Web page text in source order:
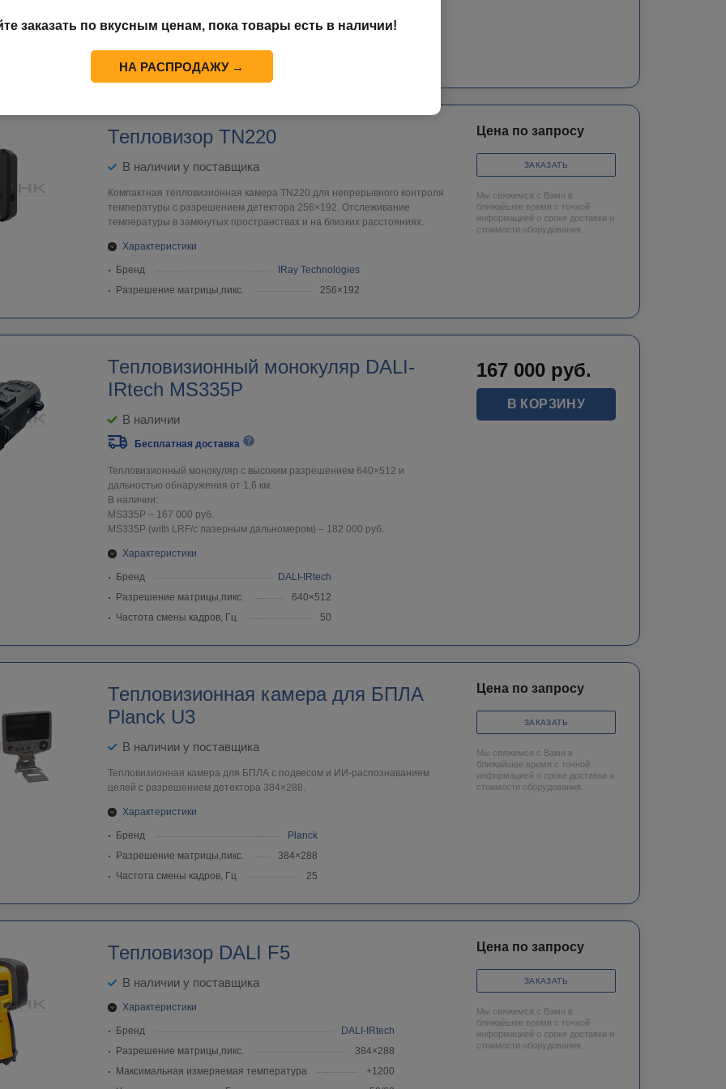
Частота смены кадров, Гц
Тепловизор TN220
В наличии у поставщика
Компактная тепловизионная камера TN220 для непрерывного контроля
температуры с разрешением детектора 256×192. Отслеживание
температуры в замкнутых пространствах и на близких расстояниях.
Характеристики
Бренд
IRay Technologies
Разрешение матрицы,пикс.
256×192
Цена по запросу
ЗАКАЗАТЬ
Мы свяжемся с Вами в
ближайшее время с точной
информацией о сроке доставки и
стоимости оборудования.
Тепловизионный монокуляр DALI-
IRtech MS335P
В наличии
Бесплатная доставка
Тепловизионный монокуляр с высоким разрешением 640×512 и
дальностью обнаружения от 1,6 км.
В наличии:
MS335P – 167 000 руб.
MS335P (with LRF/с лазерным дальномером) – 182 000 руб.
Характеристики
Бренд
DALI-IRtech
Разрешение матрицы,пикс.
640×512
Частота смены кадров, Гц
50
167 000 руб.
В КОРЗИНУ
Тепловизионная камера для БПЛА
Planck U3
В наличии у поставщика
Тепловизионная камера для БПЛА с подвесом и ИИ-распознаванием
целей с разрешением детектора 384×288.
Характеристики
Бренд
Planck
Разрешение матрицы,пикс.
384×288
Частота смены кадров, Гц
25
Цена по запросу
ЗАКАЗАТЬ
Мы свяжемся с Вами в
ближайшее время с точной
информацией о сроке доставки и
стоимости оборудования.
Тепловизор DALI F5
В наличии у поставщика
Характеристики
Бренд
DALI-IRtech
Разрешение матрицы,пикс.
384×288
Максимальная измеряемая температура
+1200
Цена по запросу
ЗАКАЗАТЬ
Мы свяжемся с Вами в
ближайшее время с точной
информацией о сроке доставки и
стоимости оборудования.
заказать по вкусным ценам, пока товары есть в наличии!
НА РАСПРОДАЖУ →